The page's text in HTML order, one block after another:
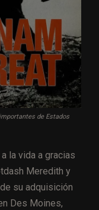
de Estados
la vida a gracias
Meredith y
su adquisición
Des Moines,